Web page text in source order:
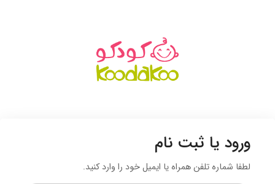
ورود یا ثبت نام
لطفا شماره تلفن همراه یا ایمیل خود را وارد کنید.